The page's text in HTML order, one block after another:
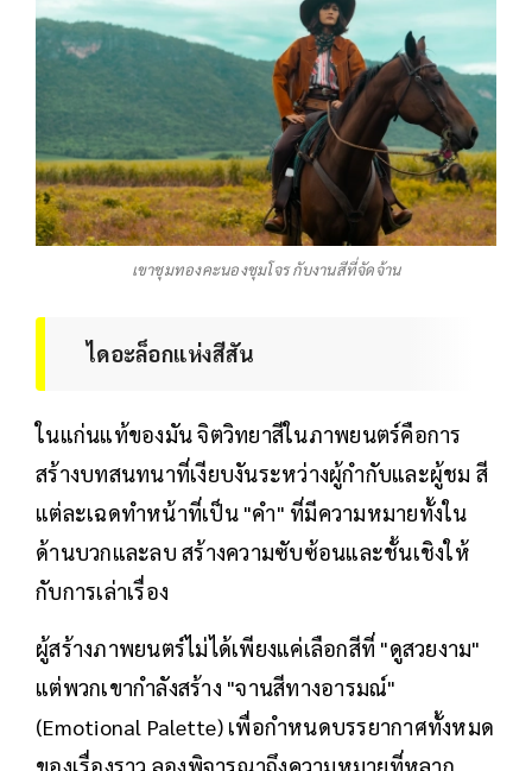
เขาชุมทองคะนองชุมโจร กับงานสีที่จัดจ้าน
ไดอะล็อกแห่งสีสัน
ในแก่นแท้ของมัน จิตวิทยาสีในภาพยนตร์คือการ
สร้างบทสนทนาที่เงียบงันระหว่างผู้กำกับและผู้ชม สี
แต่ละเฉดทำหน้าที่เป็น "คำ" ที่มีความหมายทั้งใน
ด้านบวกและลบ สร้างความซับซ้อนและชั้นเชิงให้
กับการเล่าเรื่อง
ผู้สร้างภาพยนตร์ไม่ได้เพียงแค่เลือกสีที่ "ดูสวยงาม"
แต่พวกเขากำลังสร้าง "จานสีทางอารมณ์"
(Emotional Palette) เพื่อกำหนดบรรยากาศทั้งหมด
ของเรื่องราว ลองพิจารณาถึงความหมายที่หลาก